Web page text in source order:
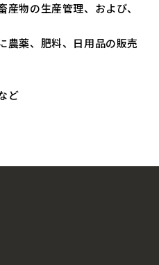
産物の生産管理、および、
農薬、肥料、日用品の販売
ど